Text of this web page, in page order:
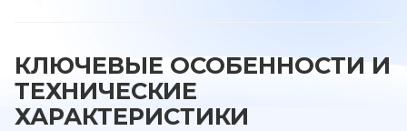
КЛЮЧЕВЫЕ ОСОБЕННОСТИ И
ТЕХНИЧЕСКИЕ
ХАРАКТЕРИСТИКИ